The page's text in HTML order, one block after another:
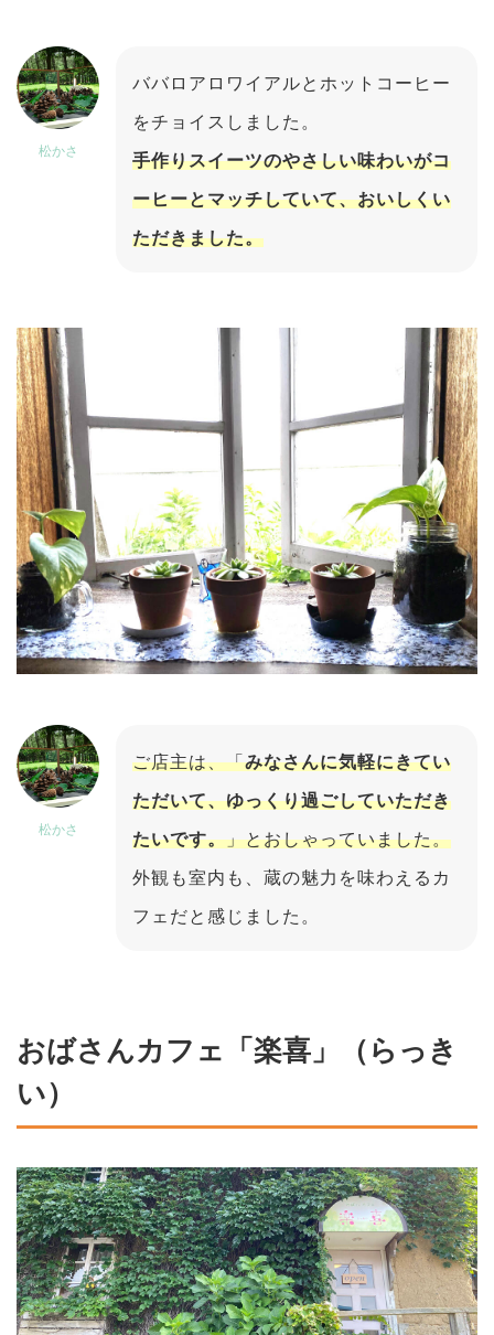
松かさ
ババロアロワイアルとホットコーヒー
をチョイスしました。
手作りスイーツのやさしい味わいがコ
ーヒーとマッチしていて、おいしくい
ただきました。
松かさ
ご店主は、「みなさんに気軽にきてい
ただいて、ゆっくり過ごしていただき
たいです。」とおしゃっていました。
外観も室内も、蔵の魅力を味わえるカ
フェだと感じました。
おばさんカフェ「楽喜」（らっき
い）